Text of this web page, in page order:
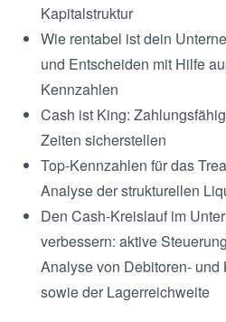
Kapitalstruktur
Wie rentabel ist dein
und Entscheiden mit Hilfe
Kennzahlen
Cash ist King:
Zeiten sicherstellen
Top-Kennzahlen für das
Analyse der strukturellen
Den Cash-Kreislauf im
verbessern: aktive
Analyse von Debitoren- und
sowie der Lagerreichweite